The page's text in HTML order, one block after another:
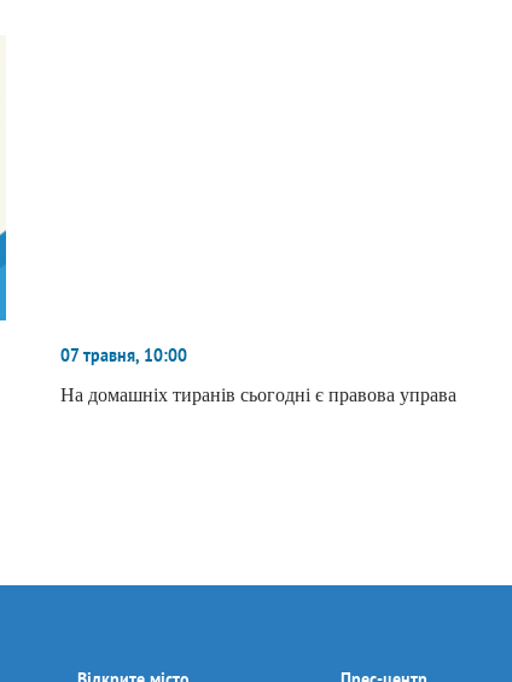
07 травня, 10:00
На домашніх тиранів сьогодні є правова управа